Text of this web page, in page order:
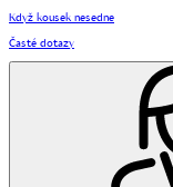
Když kousek nesedne
Časté dotazy